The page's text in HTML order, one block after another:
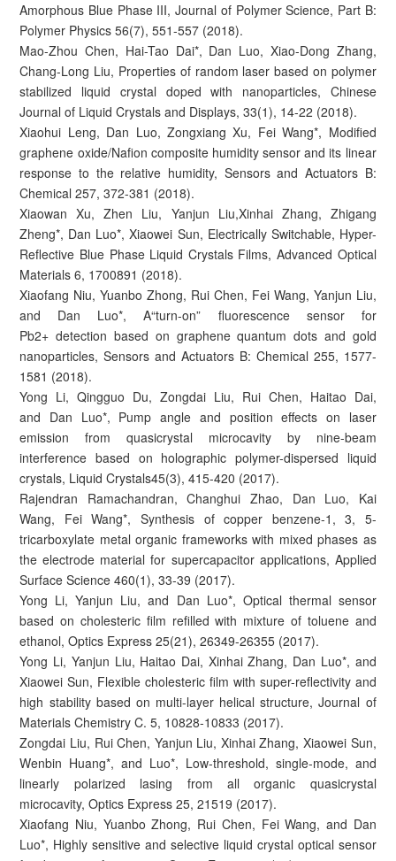
Amorphous Blue Phase III, Journal of Polymer Science, Part B:
Polymer Physics 56(7), 551-557 (2018).
Mao-Zhou Chen, Hai-Tao Dai*, Dan Luo, Xiao-Dong Zhang,
Chang-Long Liu, Properties of random laser based on polymer
stabilized liquid crystal doped with nanoparticles, Chinese
Journal of Liquid Crystals and Displays, 33(1), 14-22 (2018).
Xiaohui Leng, Dan Luo, Zongxiang Xu, Fei Wang*, Modified
graphene oxide/Nafion composite humidity sensor and its linear
response to the relative humidity, Sensors and Actuators B:
Chemical 257, 372-381 (2018).
Xiaowan Xu, Zhen Liu, Yanjun Liu,Xinhai Zhang, Zhigang
Zheng*, Dan Luo*, Xiaowei Sun, Electrically Switchable, Hyper-
Reflective Blue Phase Liquid Crystals Films, Advanced Optical
Materials 6, 1700891 (2018).
Xiaofang Niu, Yuanbo Zhong, Rui Chen, Fei Wang, Yanjun Liu,
and Dan Luo*, A“turn-on” fluorescence sensor for
Pb2+ detection based on graphene quantum dots and gold
nanoparticles, Sensors and Actuators B: Chemical 255, 1577-
1581 (2018).
Yong Li, Qingguo Du, Zongdai Liu, Rui Chen, Haitao Dai,
and Dan Luo*, Pump angle and position effects on laser
emission from quasicrystal microcavity by nine-beam
interference based on holographic polymer-dispersed liquid
crystals, Liquid Crystals45(3), 415-420 (2017).
Rajendran Ramachandran, Changhui Zhao, Dan Luo, Kai
Wang, Fei Wang*, Synthesis of copper benzene-1, 3, 5-
tricarboxylate metal organic frameworks with mixed phases as
the electrode material for supercapacitor applications, Applied
Surface Science 460(1), 33-39 (2017).
Yong Li, Yanjun Liu, and Dan Luo*, Optical thermal sensor
based on cholesteric film refilled with mixture of toluene and
ethanol, Optics Express 25(21), 26349-26355 (2017).
Yong Li, Yanjun Liu, Haitao Dai, Xinhai Zhang, Dan Luo*, and
Xiaowei Sun, Flexible cholesteric film with super-reflectivity and
high stability based on multi-layer helical structure, Journal of
Materials Chemistry C. 5, 10828-10833 (2017).
Zongdai Liu, Rui Chen, Yanjun Liu, Xinhai Zhang, Xiaowei Sun,
Wenbin Huang*, and Luo*, Low-threshold, single-mode, and
linearly polarized lasing from all organic quasicrystal
microcavity, Optics Express 25, 21519 (2017).
Xiaofang Niu, Yuanbo Zhong, Rui Chen, Fei Wang, and Dan
Luo*, Highly sensitive and selective liquid crystal optical sensor